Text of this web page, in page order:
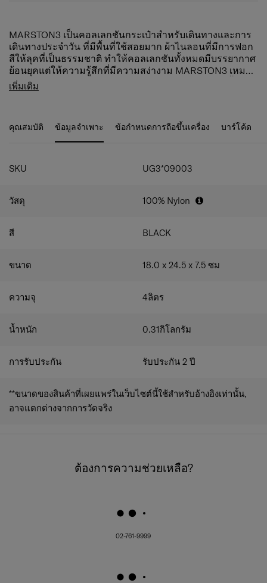
MARSTON3 เป็นคอลเลกชันกระเป๋าสำหรับเดินทางและการ
เดินทางประจำวัน ที่มีพื้นที่ใช้สอยมาก ผ้าไนลอนที่มีการฟอก
สีให้ลุคที่เป็นธรรมชาติ ทำให้คอลเลกชันทั้งหมดมีบรรยากาศ
ย้อนยุคแต่ให้ความรู้สึกที่มีความสง่างาม MARSTON3 เหมาะ
สำหรับการเปลี่ยนจากชีวิตประจำวันไปยังการเดินทางในวัน
หยุดสุดสัปดาห์ได้อย่างลงตัว
ไนลอน 420D มีความทนทานต่อการขีดข่วน กันน้ำได้
ระดับหนึ่ง และยังดูดีมีสไตล์จากเทคนิคการฟอกพิเศษ
ช่อง
ช่องซิปด้านหน้า 2 ช่อง และช่องด้านหน้าพร้อมฝาปิด
ช่องแขนเสื้อด้านหลัง พร้อมห่วงคล้อง
เพิ่มเติม
คุณสมบัติ ข้อมูลจำเพาะ ข้อกำหนดการถือขึ้นเครื่อง บาร์โค้ด
SKU UG3*09003
วัสดุ 100% Nylon
สี BLACK
ขนาด 18.0 x 24.5 x 7.5 ซม
ความจุ 4ลิตร
น้ำหนัก 0.31กิโลกรัม
การรับประกัน รับประกัน 2 ปี
**ขนาดของสินค้าที่เผยแพร่ในเว็บไซต์นี้ใช้สำหรับอ้างอิงเท่านั้น,
อาจแตกต่างจากการวัดจริง
ต้องการความช่วยเหลือ?
02-761-9999